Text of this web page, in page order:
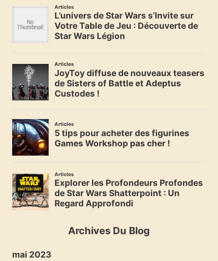
Archives Du Blog
mai 2023